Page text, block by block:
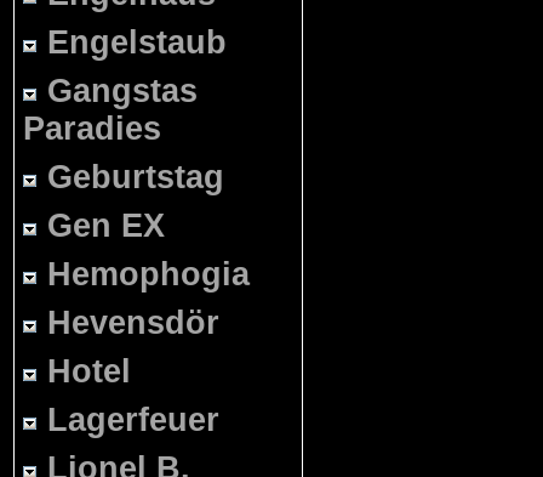
Engelstaub
Gangstas
Paradies
Geburtstag
Gen EX
Hemophogia
Hevensdör
Hotel
Lagerfeuer
Lionel B.